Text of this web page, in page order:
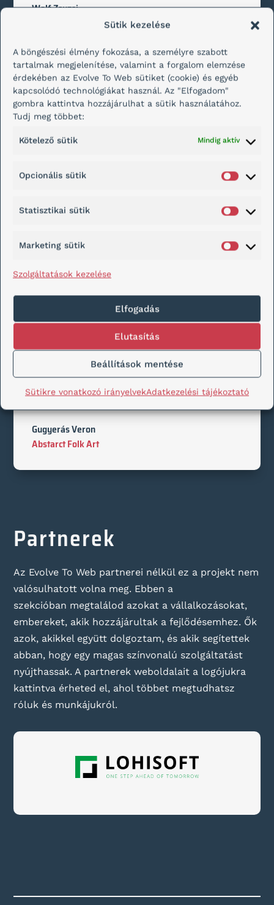
Sütik kezelése
A böngészési élmény fokozása, a személyre szabott
tartalmak megjelenítése, valamint a forgalom elemzése
érdekében az Evolve To Web sütiket (cookie) és egyéb
kapcsolódó technológiákat használ. Az "Elfogadom"
gombra kattintva hozzájárulhat a sütik használatához.
Tudj meg többet:
Kötelező sütik Mindig aktív
Opcionális sütik
Statisztikai sütik
Marketing sütik
Szolgáltatások kezelése
Elfogadás
Elutasítás
Beállítások mentése
Sütikre vonatkozó irányelvekAdatkezelési tájékoztató
Wolf Zsuzsi
festményeket készít. Weboldalának
festmények, illetve a kiállítások kapják a fő
Nyújtott szolgáltatások: Weboldal
SEO, analitika.
Ügyfelem szavai
Jó szakmai hozzáértéssel készítette el a
segítőkész Tamás. Mindenkinek ajánlom,
mint szakember!
Gugyerás Veron
Abstarct Folk Art
Partnerek
Az Evolve To Web partnerei nélkül ez a projekt nem
valósulhatott volna meg. Ebben a
szekcióban megtalálod azokat a vállalkozásokat,
embereket, akik hozzájárultak a fejlődésemhez. Ők
azok, akikkel együtt dolgoztam, és akik segítettek
abban, hogy egy magas színvonalú szolgáltatást
nyújthassak. A partnerek weboldalait a logójukra
kattintva érheted el, ahol többet megtudhatsz
róluk és munkájukról.